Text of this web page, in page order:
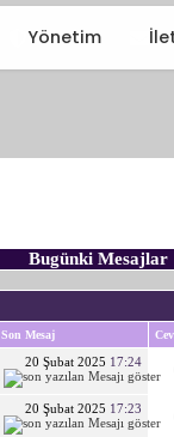
Yönetim
Bugünki Mesajlar
Son Mesaj
20 Şubat 2025 17:24
20 Şubat 2025 17:23